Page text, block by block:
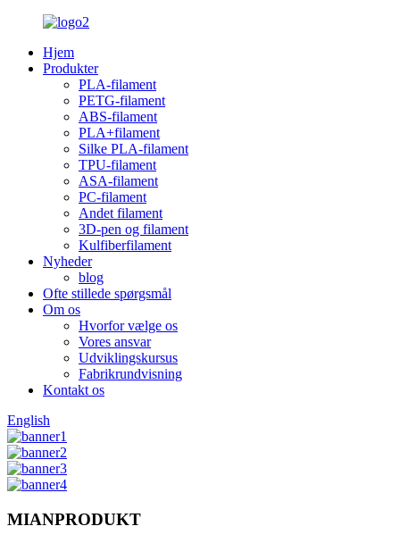
Hjem
Produkter
PLA-filament
PETG-filament
ABS-filament
PLA+filament
Silke PLA-filament
TPU-filament
ASA-filament
PC-filament
Andet filament
3D-pen og filament
Kulfiberfilament
Nyheder
blog
Ofte stillede spørgsmål
Om os
Hvorfor vælge os
Vores ansvar
Udviklingskursus
Fabrikrundvisning
Kontakt os
English
MIANPRODUKT